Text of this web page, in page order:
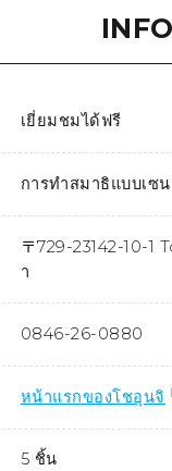
เยี่ยมชมได้ฟรี
การทำสมาธิแบบเซ
〒729-23142-10-1
า
0846-26-0880
หน้าแรกของโชอุนจิ
5 ชิ้น